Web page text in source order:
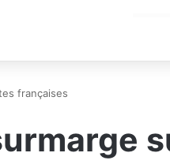
françaises